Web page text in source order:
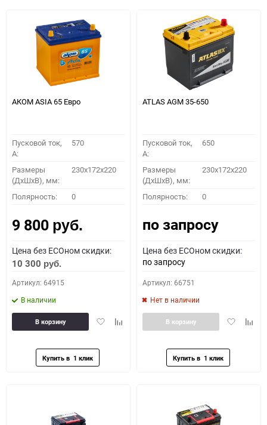
АКОМ ASIA 65 Евро
Пусковой ток,
A:
570
Размеры
(ДхШхВ), мм:
230x172x220
Полярность: 0
9 800 руб.
Цена без ECOном скидки:
10 300 руб.
Артикул: 64915
В наличии
ДобавитьДобавить
В корзину
ATLAS AGM 35-650
Пусковой ток,
A:
650
Размеры
(ДхШхВ), мм:
230x172x220
Полярность: 0
по запросу
Цена без ECOном скидки:
по запросу
Артикул: 66751
Нет в наличии
Добавить
В корзину